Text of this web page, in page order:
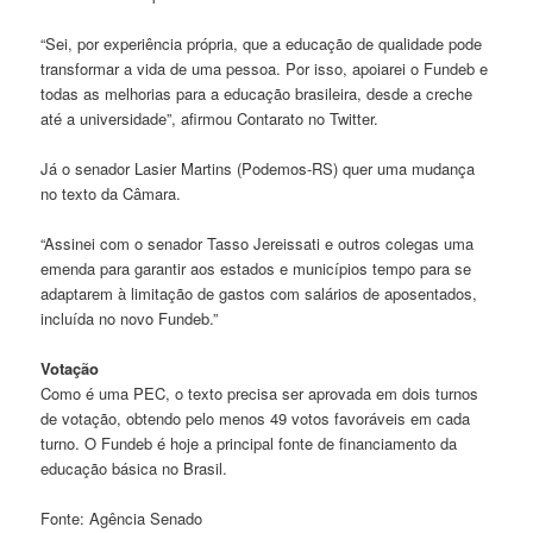
“Sei, por experiência própria, que a educação de qualidade pode
transformar a vida de uma pessoa. Por isso, apoiarei o Fundeb e
todas as melhorias para a educação brasileira, desde a creche
até a universidade”, afirmou Contarato no Twitter.
Já o senador Lasier Martins (Podemos-RS) quer uma mudança
no texto da Câmara.
“Assinei com o senador Tasso Jereissati e outros colegas uma
emenda para garantir aos estados e municípios tempo para se
adaptarem à limitação de gastos com salários de aposentados,
incluída no novo Fundeb.”
Votação
Como é uma PEC, o texto precisa ser aprovada em dois turnos
de votação, obtendo pelo menos 49 votos favoráveis em cada
turno. O Fundeb é hoje a principal fonte de financiamento da
educação básica no Brasil.
Fonte: Agência Senado